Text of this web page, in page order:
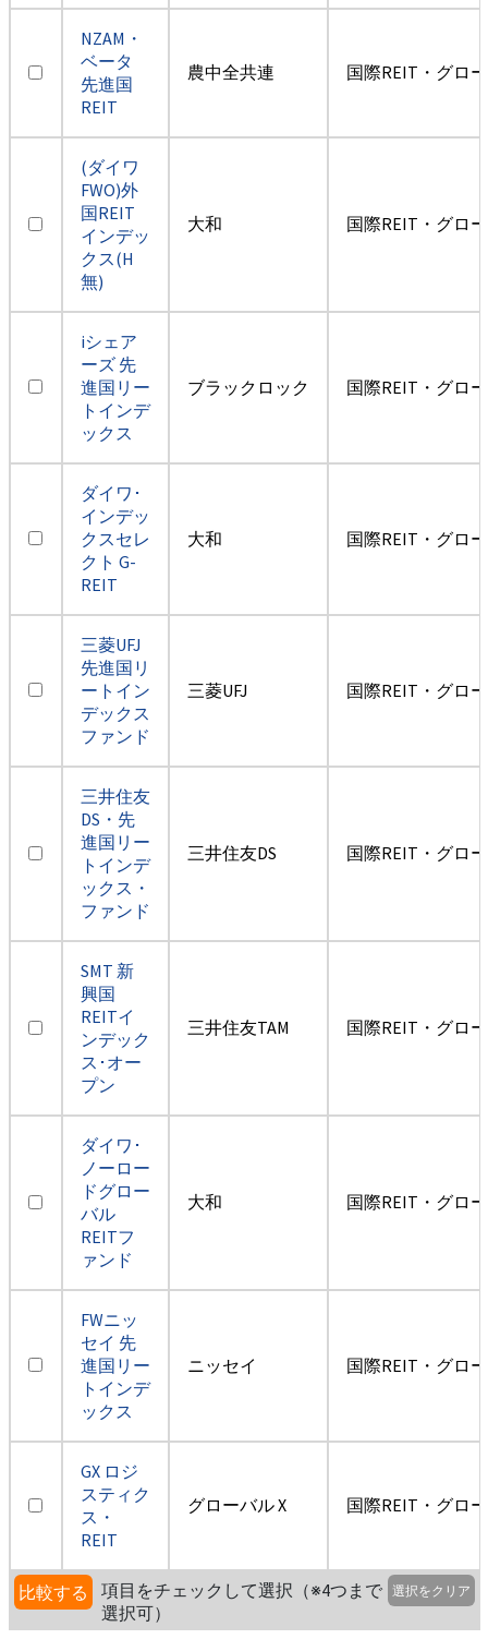
NZAM・
ベータ
先進国
REIT
農中全共連 国際REIT・グロ
(ダイワ
FWO)外
国REIT
インデッ
クス(H
無)
大和 国際REIT・グロ
iシェア
ーズ 先
進国リー
トインデ
ックス
ブラックロック 国際REIT・グロ
ダイワ･
インデッ
クスセレ
クト G-
REIT
大和 国際REIT・グロ
三菱UFJ
先進国リ
ートイン
デックス
ファンド
三菱UFJ 国際REIT・グロ
三井住友
DS・先
進国リー
トインデ
ックス・
ファンド
三井住友DS 国際REIT・グロ
SMT 新
興国
REITイ
ンデック
ス･オー
プン
三井住友TAM 国際REIT・グロ
ダイワ･
ノーロー
ドグロー
バル
REITフ
ァンド
大和 国際REIT・グロ
FWニッ
セイ 先
進国リー
トインデ
ックス
ニッセイ 国際REIT・グロ
GX ロジ
スティク
ス・
REIT
グローバル X 国際REIT・グロ
比較する
項目をチェックして選択（※4つまで
選択可）
選択をクリア